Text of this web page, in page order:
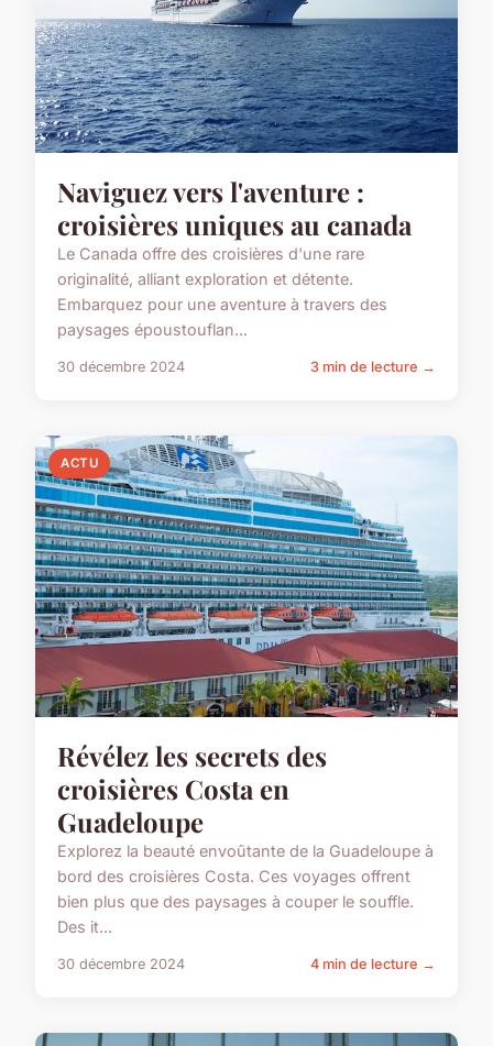
Naviguez vers l'aventure :
croisières uniques au canada
Le Canada offre des croisières d'une rare
originalité, alliant exploration et détente.
Embarquez pour une aventure à travers des
paysages époustouflan...
30 décembre 2024 3 min de lecture →
ACTU
Révélez les secrets des
croisières Costa en
Guadeloupe
Explorez la beauté envoûtante de la Guadeloupe à
bord des croisières Costa. Ces voyages offrent
bien plus que des paysages à couper le souffle.
Des it...
30 décembre 2024 4 min de lecture →